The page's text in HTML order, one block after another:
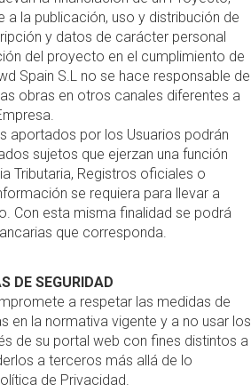
a la publicación, uso y distribución de
y datos de carácter personal
del proyecto en el cumplimiento de
Spain S.L no se hace responsable de
obras en otros canales diferentes a
aportados por los Usuarios podrán
sujetos que ejerzan una función
Tributaria, Registros oficiales o
se requiera para llevar a
Con esta misma finalidad se podrá
que corresponda.
DE SEGURIDAD
a respetar las medidas de
en la normativa vigente y a no usar los
de su portal web con fines distintos a
a terceros más allá de lo
de Privacidad.